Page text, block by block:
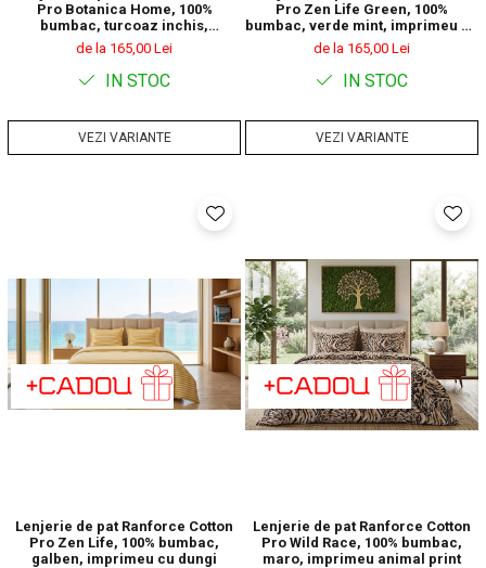
Pro Botanica Home, 100%
bumbac, turcoaz inchis,
imprimeu botanic
de la 165,00 Lei
IN STOC
VEZI VARIANTE
Pro Zen Life Green, 100%
bumbac, verde mint, imprimeu cu
dungi
de la 165,00 Lei
IN STOC
VEZI VARIANTE
Lenjerie de pat Ranforce Cotton
Pro Zen Life, 100% bumbac,
galben, imprimeu cu dungi
Lenjerie de pat Ranforce Cotton
Pro Wild Race, 100% bumbac,
maro, imprimeu animal print